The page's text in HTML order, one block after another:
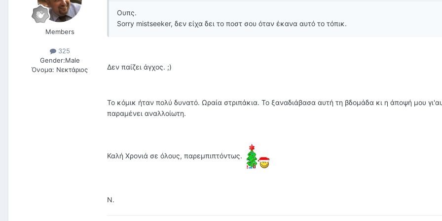
Members
325
Gender:Male
Όνομα: Νεκτάριος
Ουπς.
Sorry mistseeker, δεν είχα δει το ποστ σου όταν έκανα αυτό το τόπικ.
Δεν παίζει άγχος. ;)
Το κόμικ ήταν πολύ δυνατό. Ωραία στριπάκια. Το ξαναδιάβασα αυτή τη βδομάδα κι η άποψή μου
παραμένει αναλλοίωτη.
Καλή Χρονιά σε όλους, παρεμπιπτόντως.
Ν.